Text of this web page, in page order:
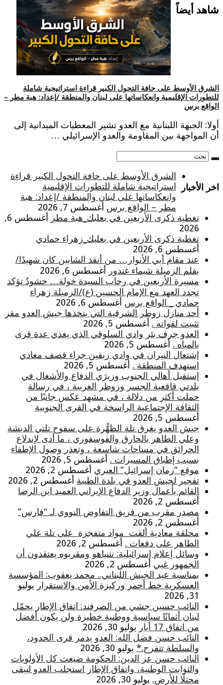
شاهد أيضاً
الشرق الأوسط على حافة التحول الكبير قراءة استراتيجية شاملة
للتطورات الإقليمية وانعكاساتها على لبنان والمنطقة /إعداد: هبة مطر –
الواقع برس
أولا: الجبهة اللبنانية مع العدو تشير المعطيات الميدانية إلى
أن المواجهة بين المقاومة والعدو الإسرائيلي …
اخر الأخبار
الشرق الأوسط على حافة التحول الكبير قراءة
استراتيجية شاملة للتطورات الإقليمية
وانعكاساتها على لبنان والمنطقة /إعداد: هبة
مطر – الواقع برس أغسطس 7, 2026
تغطية ذكرى الأربعين في بعلبك_هبة مطر
أغسطس 6,
2026
تغطية ذكرى الأربعين في بعلبك_زهراء حمادي
أغسطس 6, 2026
عند مقام أبي الأنوار… من أنقذ الشابين كان شهيدًا/
بقلم الزميلة شيماء غندور أغسطس 6, 2026
مسيرة الأربعين في رحاب السيدة خولة… حشودٌ تؤكد
تجدد العهد مع الإمام الحسين (ع)/الزميلة زهراء
حمادي _ الواقع برس أغسطس 6, 2026
أحد منازل زوطر الشرقية التي يتخذها جيش العدو مقر
تثبيت لقواته . أغسطس 5, 2026
العدو جرف بئر وادي السلوقي الذي يغذي عدة قرى
بالمياه . أغسطس 5, 2026
إشتعال النيران في وادي زبقين جراء قصف معادي
استهدف المنطقة . أغسطس 5, 2026
إستقبل أهالي الجنوب وزيرَي الدفاع والأشغال في
بلدتي قاقعية الجسر وزوطر الغربية ، في رسالة
حملت أكثر من دلالة ، في مشهد عكس جانبًا من
الثقافة الإجتماعية الراسخة في القرى الجنوبية
أغسطس 5, 2026
جيش العدو يغرق تلة الطهُّرة على سفوح تلتي الدبشة
وعلي الطاهر بالحارق والفوسفوري ، ما أدى لإندلاع
الحرائق في مساحات شاسعة ، وتعذر وصول الإطفاء
بسبب إطباق المسيرات . أغسطس 5, 2026
موقع “زمان إسرائيل” العبري أغسطس 2, 2026
تفجير لجيش العدو في بلدة الطيبة أغسطس 2, 2026
القائم بأعمال وزير الدفاع الإيراني العميد ابن الرضا
أغسطس 2, 2026
مصدر مقرب من فريق التفاوض النووي لـ “فارس”
أغسطس 2, 2026
محلقة معادية ألقت مواد متفجرة على تلة علي
الطاهر على دفعات . أغسطس 2, 2026
وسائل إعلام إسرائيلية: نتنياهو ومقربوه يعتقدون أن
الجمهور غبي أغسطس 2, 2026
بمناسبة عيد الجيش اللبناني.. محمد يعقوب: المؤسسة
العسكرية خط أحمر وركيزة الأمن والاستقرار يوليو
31, 2026
النائب حسين جشي من الصرفند: اتفاق الإطار يحمّل
لبنان أثمانًا سياسية ووطنية خطيرة ولن يكون أفضل
من اتفاق 17 أيار
يوليو 30, 2026
النائب حسن فضل الله: العدو يدمر قرى الحدود،
والسلطة تتفرج.* يوليو 30, 2026
النائب حسن عز الدين: الحكومة ضيعت كل الأولويات
والثوابت الوطنية، واتفاق الإطار استجلب العدو ليبقى
محتلًا للأرض. يوليو 30, 2026